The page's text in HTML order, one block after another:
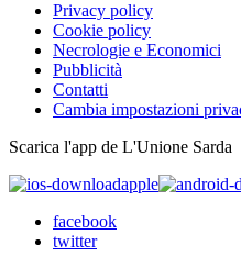
Privacy policy
Cookie policy
Necrologie e Economici
Pubblicità
Contatti
Cambia impostazioni
Scarica l'app de L'Unione Sarda
apple
facebook
twitter